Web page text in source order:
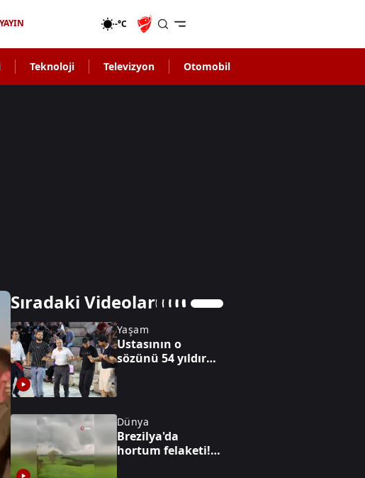
-°C
Teknoloji Televizyon Otomobil
Sıradaki Videolar
Yaşam
Ustasının o
sözünü 54 yıldır
Dünya
Brezilya'da
hortum felaketi!